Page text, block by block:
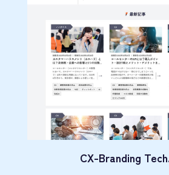
CX-Branding